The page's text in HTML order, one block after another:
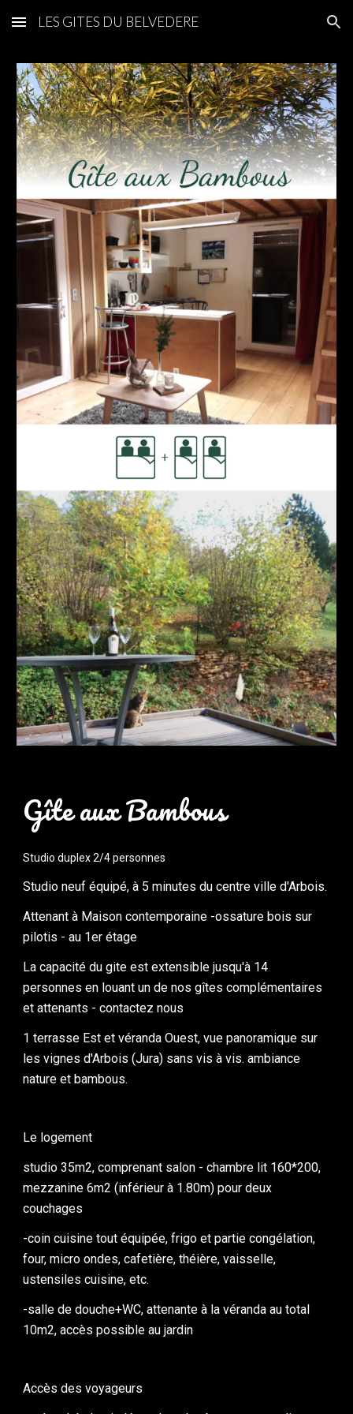
Skip to main content Skip to navigation
LES GITES DU BELVEDERE
Gîte aux Bambous
Studio duplex 2/4 personnes
Studio neuf équipé, à 5 minutes du centre ville d'Arbois.
Attenant à Maison contemporaine -ossature bois sur
pilotis - au 1er étage
La capacité du gite est extensible jusqu'à 14
personnes en louant un de nos gîtes complémentaires
et attenants - contactez nous
1 terrasse Est et véranda Ouest, vue panoramique sur
les vignes d'Arbois (Jura) sans vis à vis. ambiance
nature et bambous.
Le logement
studio 35m2, comprenant salon - chambre lit 160*200,
mezzanine 6m2 (inférieur à 1.80m) pour deux
couchages
-coin cuisine tout équipée, frigo et partie congélation,
four, micro ondes, cafetière, théière, vaisselle,
ustensiles cuisine, etc.
-salle de douche+WC, attenante à la véranda au total
10m2, accès possible au jardin
Accès des voyageurs